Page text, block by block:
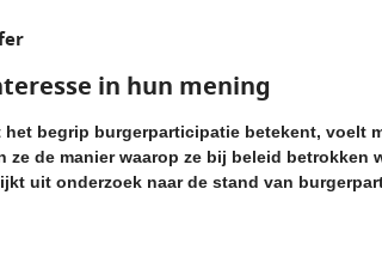
in hun mening
het begrip burgerparticipatie betekent,
de manier waarop ze bij beleid
uit onderzoek naar de stand van